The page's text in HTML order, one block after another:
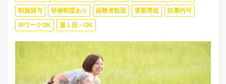
制服貸与 研修制度あり 経験者歓迎 夜勤専従 扶養内可
WワークOK 週１回～OK